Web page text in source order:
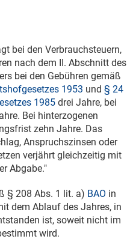
bei den Verbrauchsteuern,
nach dem II. Abschnitt des
bei den Gebühren gemäß
1953 und § 24
1985 drei Jahre, bei
Bei hinterzogenen
zehn Jahre. Das
Anspruchszinsen oder
verjährt gleichzeitig mit
Abgabe."
§ 208 Abs. 1 lit. a) BAO in
dem Ablauf des Jahres, in
ist, soweit nicht im
wird.